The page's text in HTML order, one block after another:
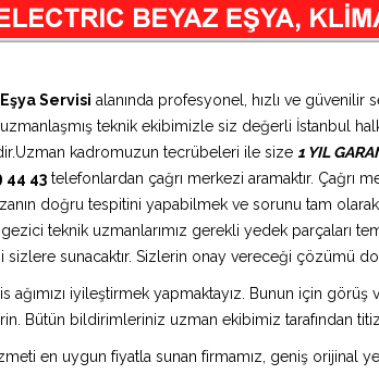
Servisi alanında profesyonel, hızlı ve
teknik ekibimizle siz değerli İstanbul
kadromuzun tecrübeleri ile size 1 YIL
44 43 telefonlardan çağrı merkezi aramaktır. Çağrı
doğru tespitini yapabilmek ve sorunu tam
teknik uzmanlarımız gerekli yedek parçaları
sunacaktır. Sizlerin onay vereceği çözümü
iyileştirmek yapmaktayız. Bunun için
Bütün bildirimleriniz uzman ekibimiz tarafından
en uygun fiyatla sunan firmamız, geniş